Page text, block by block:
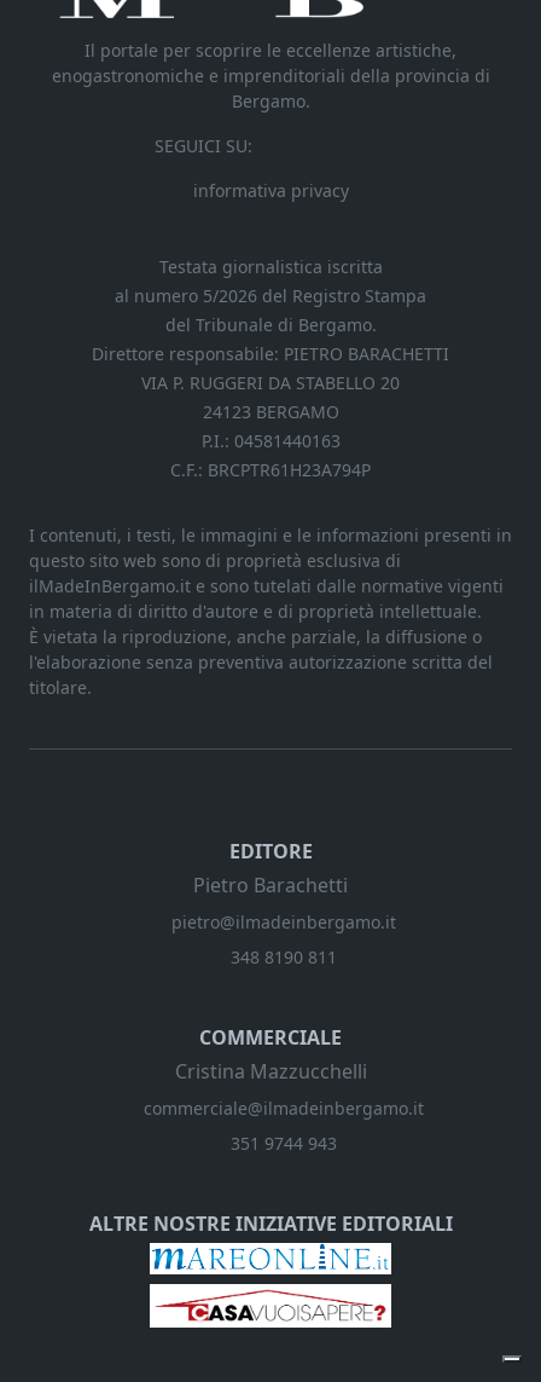
Il portale per scoprire le eccellenze artistiche,
enogastronomiche e imprenditoriali della provincia di
Bergamo.
SEGUICI SU:
informativa privacy
Testata giornalistica iscritta
al numero 5/2026 del Registro Stampa
del Tribunale di Bergamo.
Direttore responsabile: PIETRO BARACHETTI
VIA P. RUGGERI DA STABELLO 20
24123 BERGAMO
P.I.: 04581440163
C.F.: BRCPTR61H23A794P
I contenuti, i testi, le immagini e le informazioni presenti in
questo sito web sono di proprietà esclusiva di
ilMadeInBergamo.it e sono tutelati dalle normative vigenti
in materia di diritto d'autore e di proprietà intellettuale.
È vietata la riproduzione, anche parziale, la diffusione o
l'elaborazione senza preventiva autorizzazione scritta del
titolare.
EDITORE
Pietro Barachetti
pietro@ilmadeinbergamo.it
348 8190 811
COMMERCIALE
Cristina Mazzucchelli
commerciale@ilmadeinbergamo.it
351 9744 943
ALTRE NOSTRE INIZIATIVE EDITORIALI